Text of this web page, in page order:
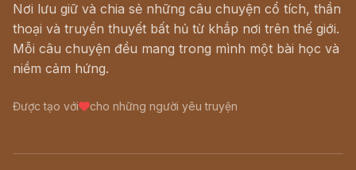
Nơi lưu giữ và chia sẻ những câu chuyện cổ tích, thần
thoại và truyền thuyết bất hủ từ khắp nơi trên thế giới.
Mỗi câu chuyện đều mang trong mình một bài học và
niềm cảm hứng.
Được tạo với cho những người yêu truyện